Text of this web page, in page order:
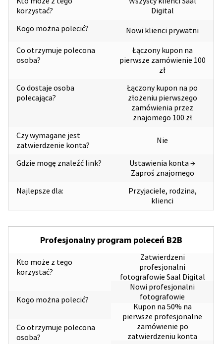
korzystać?
Kogo można polecić?
Co otrzymuje polecona
osoba?
Co dostaje osoba
polecająca?
Czy wymagane jest
zatwierdzenie konta?
Gdzie mogę znaleźć link?
Najlepsze dla:
Digital
Nowi klienci prywatni
Łączony kupon na
pierwsze zamówienie 100
zł
Łączony kupon na po
złożeniu pierwszego
zamówienia przez
znajomego 100 zł
Nie
Ustawienia konta →
Zaproś znajomego
Przyjaciele, rodzina,
klienci
Profesjonalny program poleceń B2B
Kto może z tego
korzystać?
Kogo można polecić?
Co otrzymuje polecona
osoba?
Zatwierdzeni
profesjonalni
fotografowie Saal Digital
Nowi profesjonalni
fotografowie
Kupon na 50% na
pierwsze profesjonalne
zamówienie po
zatwierdzeniu konta